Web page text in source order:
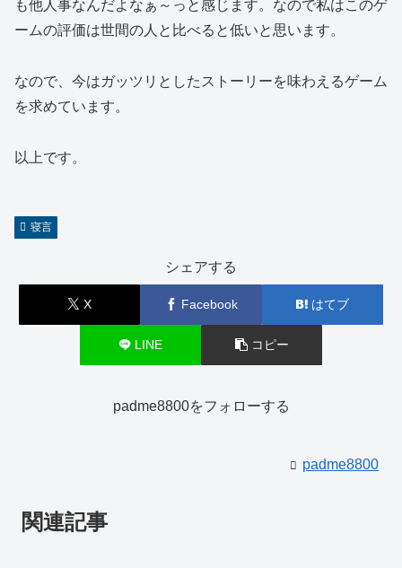
も他人事なんだよなぁ～っと感じます。なので私はこのゲ
ームの評価は世間の人と比べると低いと思います。
なので、今はガッツリとしたストーリーを味わえるゲーム
を求めています。
以上です。
寝言
シェアする
X Facebook はてブ
LINE コピー
padme8800をフォローする
padme8800
関連記事